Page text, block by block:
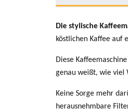
Die stylische
köstlichen Kaffee auf
Diese
genau weißt, wie viel
Keine Sorge mehr
herausnehmbare